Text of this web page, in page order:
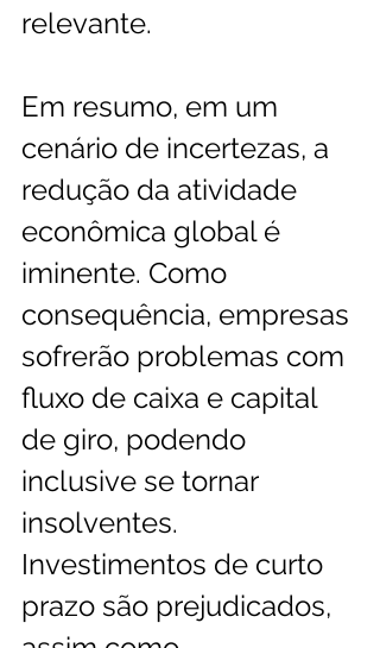
relevante.
Em resumo, em um
cenário de incertezas, a
redução da atividade
econômica global é
iminente. Como
consequência, empresas
sofrerão problemas com
fluxo de caixa e capital
de giro, podendo
inclusive se tornar
insolventes.
Investimentos de curto
prazo são prejudicados,